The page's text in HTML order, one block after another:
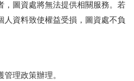
，圖資處將無法提供相關服務。若
人資料致使權益受損，圖資處不負
理政策辦理。